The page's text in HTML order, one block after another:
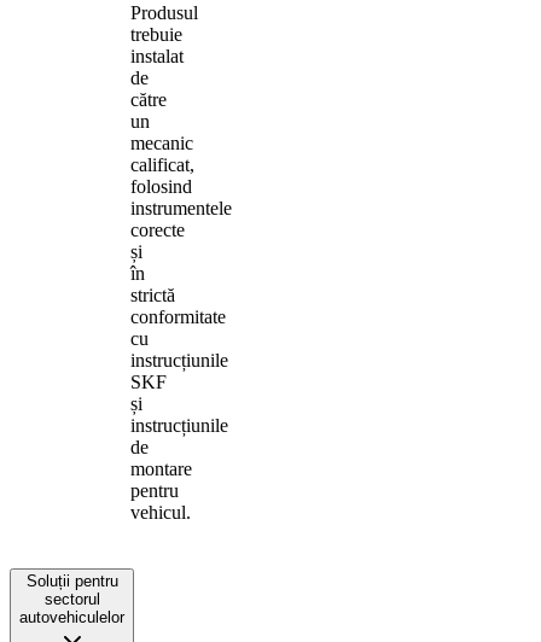
Produsul
trebuie
instalat
de
către
un
mecanic
calificat,
folosind
instrumentele
corecte
și
în
strictă
conformitate
cu
instrucțiunile
SKF
și
instrucțiunile
de
montare
pentru
vehicul.
Soluții pentru
sectorul
autovehiculelor